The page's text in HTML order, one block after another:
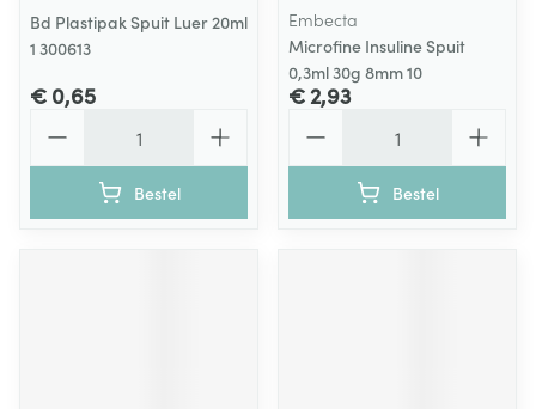
Bd Plastipak Spuit Luer 20ml
1 300613
€ 0,65
Bestel
Embecta
Microfine Insuline Spuit
0,3ml 30g 8mm 10
€ 2,93
Bestel